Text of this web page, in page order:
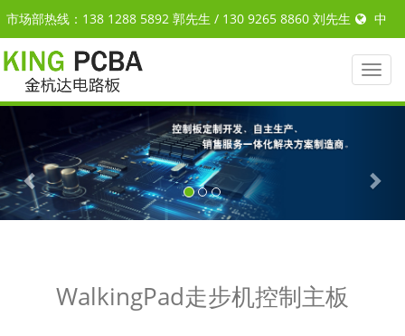
市场部热线：138 1288 5892 郭先生 / 130 9265 8860 刘先生 中
ENGLISH
Toggle
WalkingPad走步机控制主板